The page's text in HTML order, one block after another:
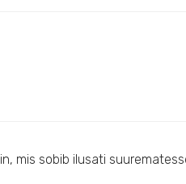
mis sobib ilusati